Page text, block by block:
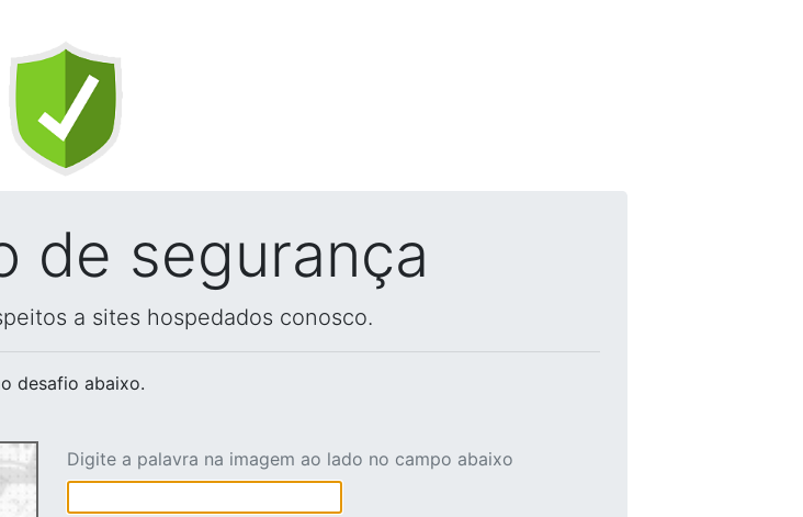
de segurança
a sites hospedados conosco.
desafio abaixo.
Digite a palavra na imagem ao lado no campo abaixo